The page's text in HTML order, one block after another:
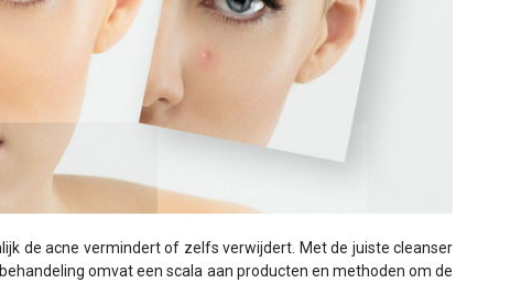
de acne vermindert of zelfs verwijdert. Met de juiste cleanser
omvat een scala aan producten en methoden om de